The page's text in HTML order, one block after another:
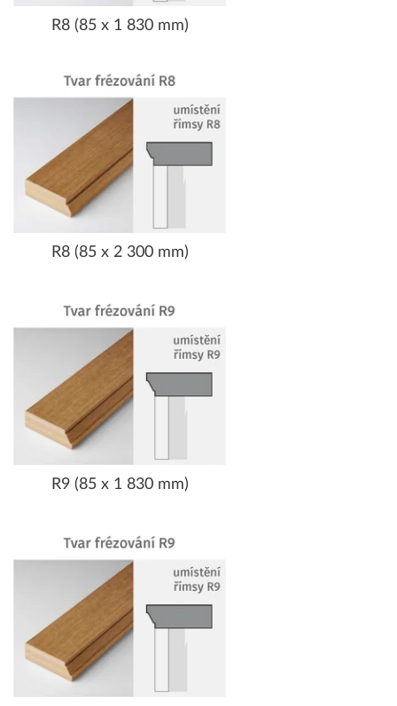
R8 (85 x 1 830 mm)
R8 (85 x 2 300 mm)
R9 (85 x 1 830 mm)